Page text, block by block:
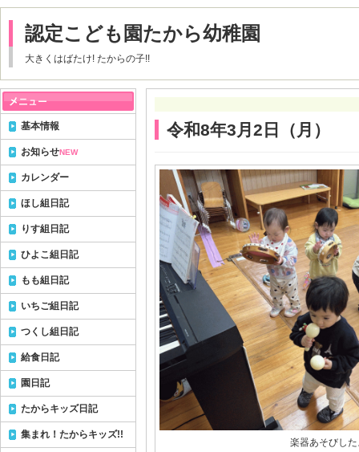
認定こども園たから幼稚園
大きくはばたけ! たからの子!!
令和8年3月2日（月）
楽器あそびし
基本情報
お知らせNEW
カレンダー
ほし組日記
りす組日記
ひよこ組日記
もも組日記
いちご組日記
つくし組日記
給食日記
園日記
たからキッズ日記
集まれ！たからキッズ!!